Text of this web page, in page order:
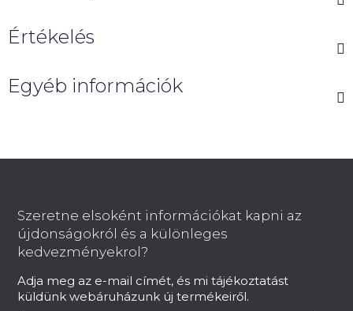
Értékelés
Egyéb információk
Szeretne elsoként információkat kapni az
újdonságokról és a különleges
kedvezményekrol?
Adja meg az e-mail címét, és mi tájékoztatást
küldünk webáruházunk új termékeiről.